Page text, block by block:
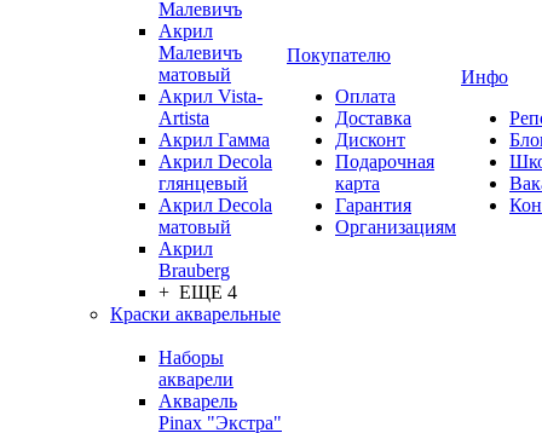
Малевичъ
Акрил
Малевичъ
матовый
Акрил Vista-
Artista
Акрил Гамма
Акрил Decola
глянцевый
Акрил Decola
матовый
Акрил
Brauberg
+ ЕЩЕ 4
Краски акварельные
Наборы
акварели
Акварель
Pinax "Экстра"
Покупателю
Оплата
Доставка
Дисконт
Подарочная
карта
Гарантия
Организациям
Инфо